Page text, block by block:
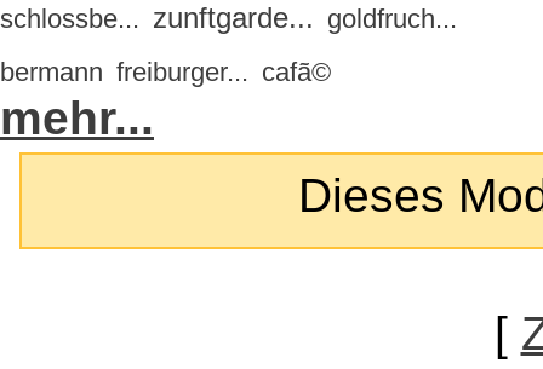
schlossbe... zunftgarde... goldfruch...
bermann freiburger... cafã©
mehr...
Dieses
[